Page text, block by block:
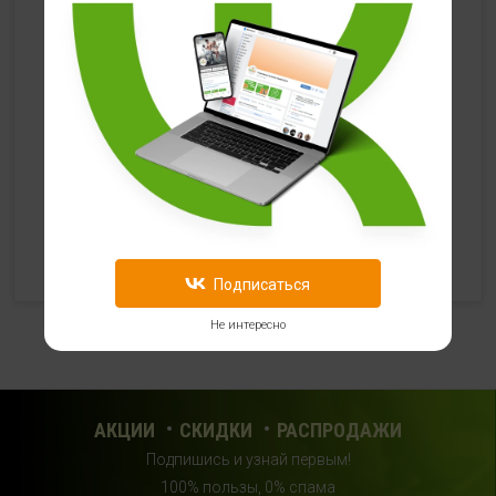
HealthStore в ТРЦ "Ковров-Молл"
г. Ковров, ул. Лопатина 7а, второй этаж, слева от
магазина "СпортМастер"
+ 7 (903) 645-25-85
с 10:00 до 21:00 (без выходных)
HealthStore + ФИТНЕС-БАР в ТРЦ "Красный кит"
г. Мытищи, Шараповский проезд, вл. 2, третий этаж,
с 10:00 до 22:00 (без выходных)
г.Москва, 23 км, Киевское шоссе, 1, второй этаж, рядом с
+7 (963) 682-32- 02
с 10:00 до 22:00 (без выходных)
АКЦИИ СКИДКИ РАСПРОДАЖИ
Подпишись и узнай первым!
100% пользы, 0% спама
Подписаться
Не интересно